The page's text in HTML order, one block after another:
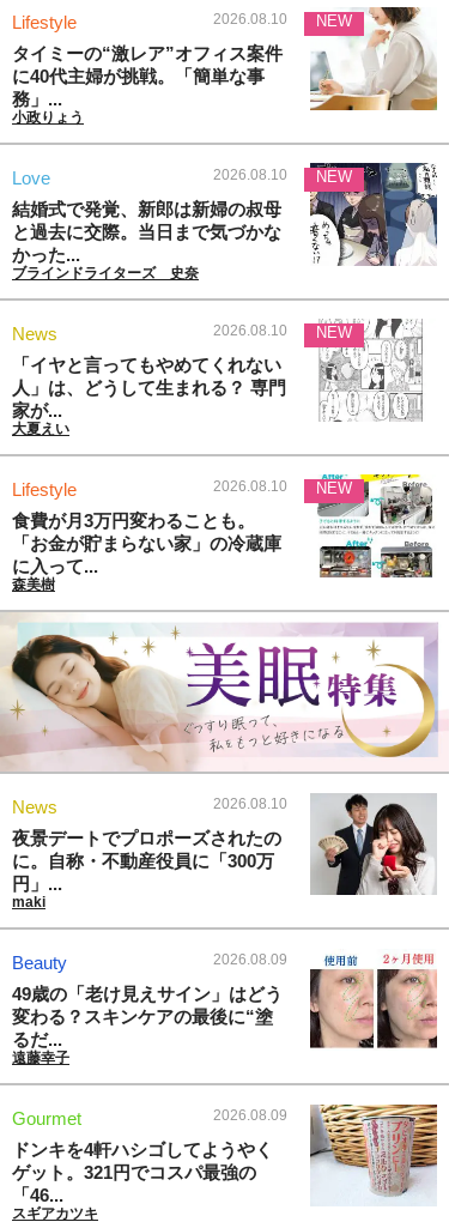
Lifestyle 2026.08.10
タイミーの“激レア”オフィス案件
に40代主婦が挑戦。「簡単な事
務」...
小政りょう
NEW
Love 2026.08.10
結婚式で発覚、新郎は新婦の叔母
と過去に交際。当日まで気づかな
かった...
ブラインドライターズ 史奈
NEW
News 2026.08.10
「イヤと言ってもやめてくれない
人」は、どうして生まれる？ 専門
家が...
大夏えい
NEW
Lifestyle 2026.08.10
食費が月3万円変わることも。
「お金が貯まらない家」の冷蔵庫
に入って...
森美樹
NEW
News 2026.08.10
夜景デートでプロポーズされたの
に。自称・不動産役員に「300万
円」...
maki
Beauty 2026.08.09
49歳の「老け見えサイン」はどう
変わる？スキンケアの最後に“塗
るだ...
遠藤幸子
Gourmet 2026.08.09
ドンキを4軒ハシゴしてようやく
ゲット。321円でコスパ最強の
「46...
スギアカツキ